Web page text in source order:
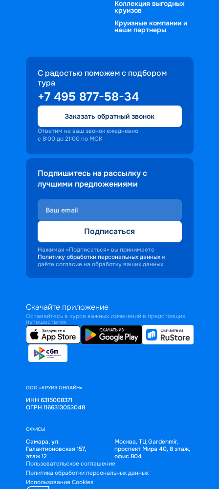
Коллекция выгодных
круизов
Круизные компании и
наши партнеры
С радостью поможем с подбором
тура
+7 495 877-58-34
Заказать обратный звонок
Ответим на ваш звонок ежедневно
с 8:00 до 21:00 по МСК
Подпишитесь на рассылку с
лучшими предложениями
Подписаться
Нажимая «Подписаться» вы принимаете
Политику обработки персональных данных и
даёте согласие на обработку ваших данных
Скачайте приложение
Оставайтесь в курсе важных изменений в предстоящих
путешествиях
ООО «КРУИЗ.ОНЛАЙН»
ИНН 6315008371
ОГРН 1166313053048
ОФИСЫ
Самара, ул.
Галактионовская 157,
этаж 12
Москва, ТЦ Gardenmir,
проспект Мира 40, 8 этаж,
офис 804
Пользовательское соглашение
Политика обработки персональных данных
Использование Cookies